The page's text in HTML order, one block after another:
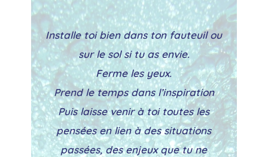
Installe toi bien dans ton fauteuil ou
sur le sol si tu as envie.
Ferme les yeux.
Prend le temps dans l’inspiration
Puis laisse venir à toi toutes les
pensées en lien à des situations
passées, des enjeux que tu ne